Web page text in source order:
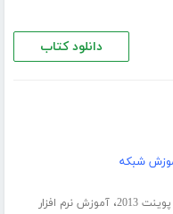
دانلود کتاب
شبکه
2013 ،آموزش نرم افزار